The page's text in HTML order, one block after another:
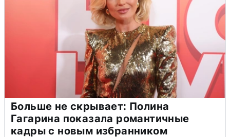
Больше не скрывает: Полина
Гагарина показала романтичные
кадры с новым избранником